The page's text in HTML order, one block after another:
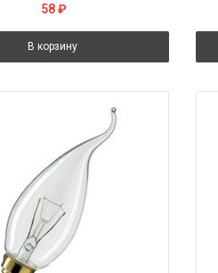
58 ₽
В корзину